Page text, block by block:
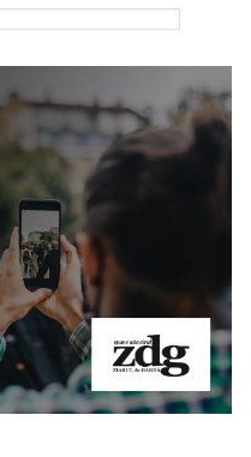
Despre ZdG
на русском